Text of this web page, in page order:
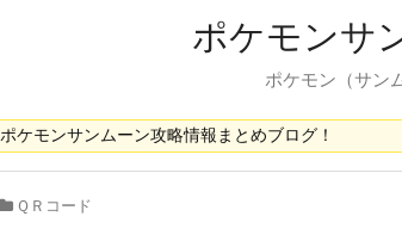
ポケモンサ
ポケモン（サン
ポケモンサンムーン攻略情報まとめブログ！
ＱＲコード